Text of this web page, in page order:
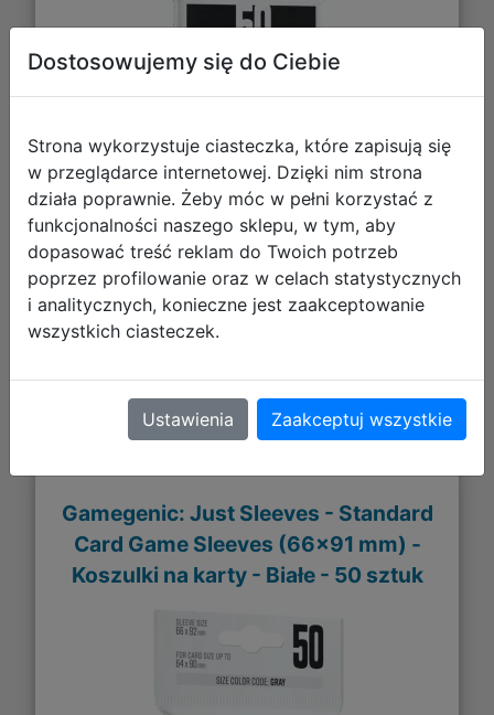
10,39 zł
DO KOSZYKA
Gamegenic: Just Sleeves - Standard
Card Game Sleeves (66x91 mm) -
Koszulki na karty - Białe - 50 sztuk
Dostosowujemy się do Ciebie
Strona wykorzystuje ciasteczka, które zapisują się
w przeglądarce internetowej. Dzięki nim strona
działa poprawnie. Żeby móc w pełni korzystać z
funkcjonalności naszego sklepu, w tym, aby
dopasować treść reklam do Twoich potrzeb
poprzez profilowanie oraz w celach statystycznych
i analitycznych, konieczne jest zaakceptowanie
wszystkich ciasteczek.
Ustawienia Zaakceptuj wszystkie